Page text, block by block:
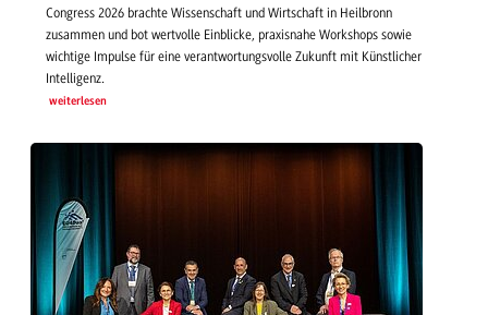
Congress 2026 brachte Wissenschaft und Wirtschaft in Heilbronn
zusammen und bot wertvolle Einblicke, praxisnahe Workshops sowie
wichtige Impulse für eine verantwortungsvolle Zukunft mit Künstlicher
Intelligenz.
weiterlesen